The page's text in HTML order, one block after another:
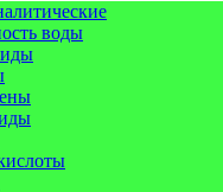
воды